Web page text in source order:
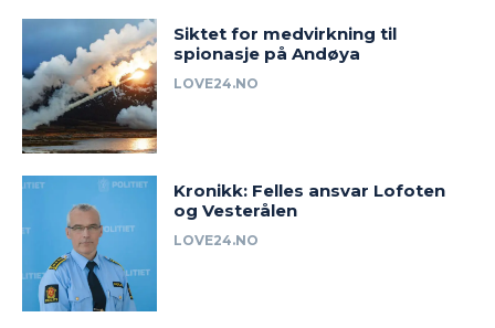
Siktet for medvirkning til
spionasje på Andøya
LOVE24.NO
Kronikk: Felles ansvar Lofoten
og Vesterålen
LOVE24.NO